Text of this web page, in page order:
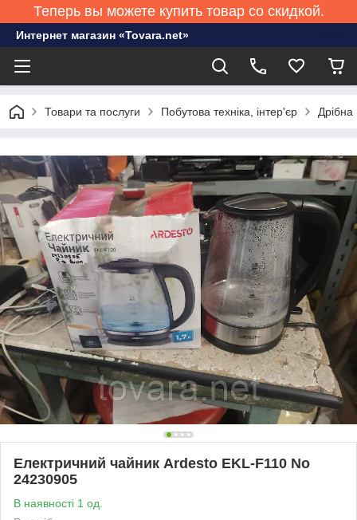
Теперь вы можете купить товар со скидкой.
Интернет магазин «Tovara.net»
Товари та послуги Побутова техніка, інтер'єр Дрібна
Електричний чайник Ardesto EKL-F110 No
24230905
В наявності 1 од.